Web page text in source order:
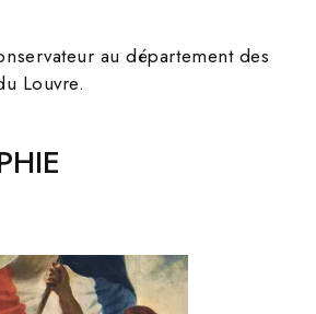
au département des
Louvre.